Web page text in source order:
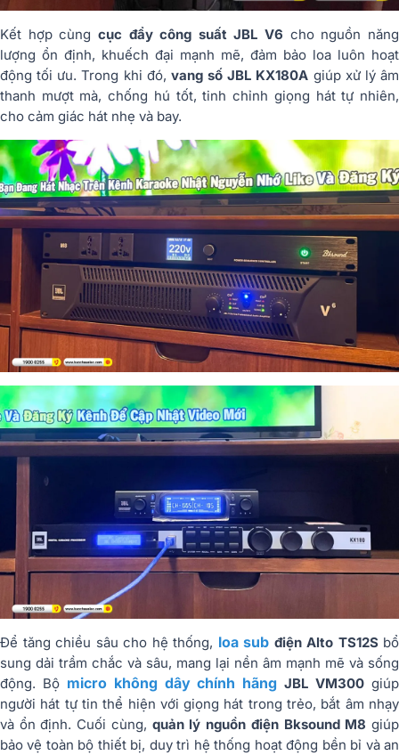
Kết hợp cùng cục đẩy công suất JBL V6 cho nguồn năng
lượng ổn định, khuếch đại mạnh mẽ, đảm bảo loa luôn hoạt
động tối ưu. Trong khi đó, vang số JBL KX180A giúp xử lý âm
thanh mượt mà, chống hú tốt, tinh chỉnh giọng hát tự nhiên,
cho cảm giác hát nhẹ và bay.
Để tăng chiều sâu cho hệ thống, loa sub điện Alto TS12Sbổ
sung dải trầm chắc và sâu, mang lại nền âm mạnh mẽ và sống
động. Bộ micro không dây chính hãng JBL VM300 giúp
người hát tự tin thể hiện với giọng hát trong trẻo, bắt âm nhạy
và ổn định. Cuối cùng, quản lý nguồn điện Bksound M8 giúp
bảo vệ toàn bộ thiết bị, duy trì hệ thống hoạt động bền bỉ và an